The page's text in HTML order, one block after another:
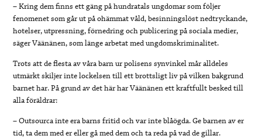
– Kring dem finns ett gäng på hundratals ungdomar som följer
fenomenet som går ut på ohämmat våld, besinningslöst nedtryckande,
hotelser, utpressning, förnedring och publicering på sociala medier,
säger Väänänen, som länge arbetat med ungdomskriminalitet.
Trots att de flesta av våra barn ur polisens synvinkel mår alldeles
utmärkt skiljer inte lockelsen till ett brottsligt liv på vilken bakgrund
barnet har. På grund av det här har Väänänen ett kraftfullt besked till
alla föräldrar:
– Outsourca inte era barns fritid och var inte blåögda. Ge barnen av er
tid, ta dem med er eller gå med dem och ta reda på vad de gillar.